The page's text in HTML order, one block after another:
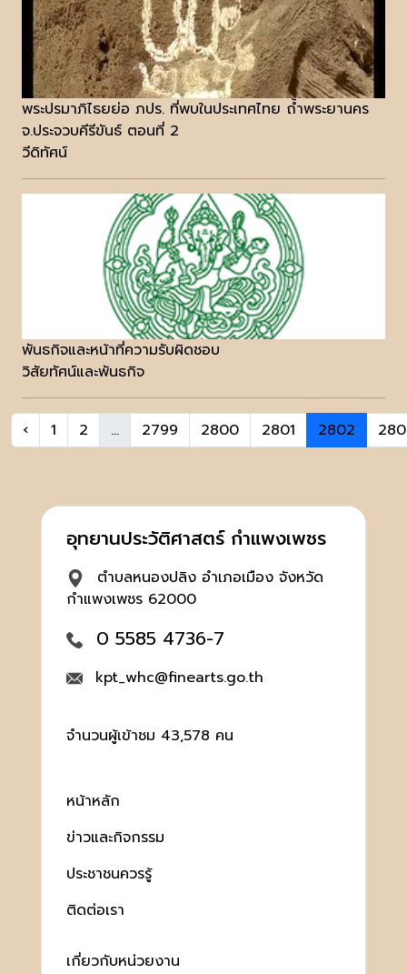
พระปรมาภิไธยย่อ ภปร. ที่พบในประเทศไทย ถ้ำพระยานคร
จ.ประจวบคีรีขันธ์ ตอนที่ 2
วีดิทัศน์
พันธกิจและหน้าที่ความรับผิดชอบ
วิสัยทัศน์และพันธกิจ
‹ 1 2 ... 2799 2800 2801 2802
อุทยานประวัติศาสตร์ กำแพงเพชร
ตำบลหนองปลิง อำเภอเมือง จังหวัด
กำแพงเพชร 62000
0 5585 4736-7
kpt_whc@finearts.go.th
จำนวนผู้เข้าชม 43,578 คน
หน้าหลัก
ข่าวและกิจกรรม
ประชาชนควรรู้
ติดต่อเรา
เกี่ยวกับหน่วยงาน